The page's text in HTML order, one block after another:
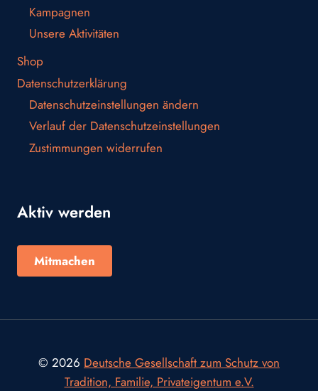
Kampagnen
Unsere Aktivitäten
Shop
Datenschutzerklärung
Datenschutzeinstellungen ändern
Verlauf der Datenschutzeinstellungen
Zustimmungen widerrufen
Aktiv werden
Mitmachen
© 2026 Deutsche Gesellschaft zum Schutz von
Tradition, Familie, Privateigentum e.V.